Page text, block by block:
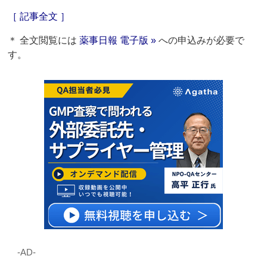
［ 記事全文 ］
＊ 全文閲覧には薬事日報 電子版 » への申込みが必要で
す。
‐AD‐